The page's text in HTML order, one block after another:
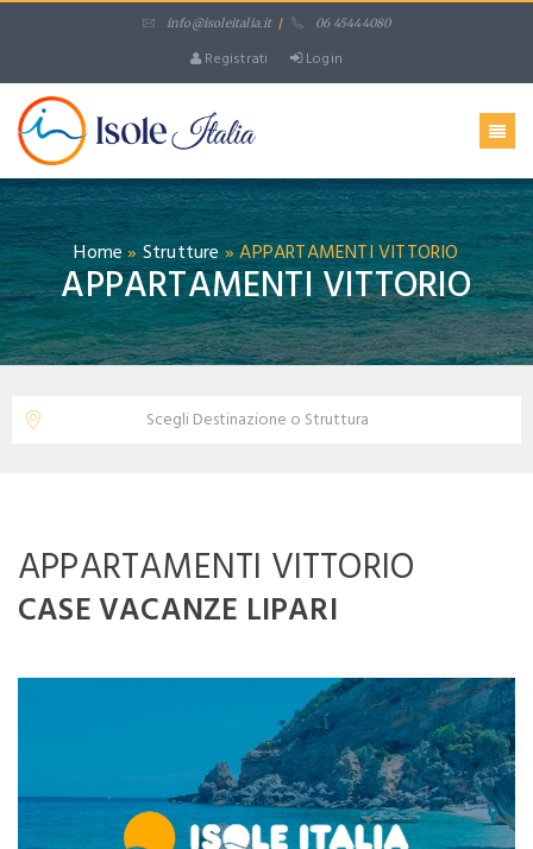
info@isoleitalia.it / 06 45444080
Registrati Login
Home» Strutture»APPARTAMENTI VITTORIO
APPARTAMENTI VITTORIO
APPARTAMENTI VITTORIO
CASE VACANZE LIPARI